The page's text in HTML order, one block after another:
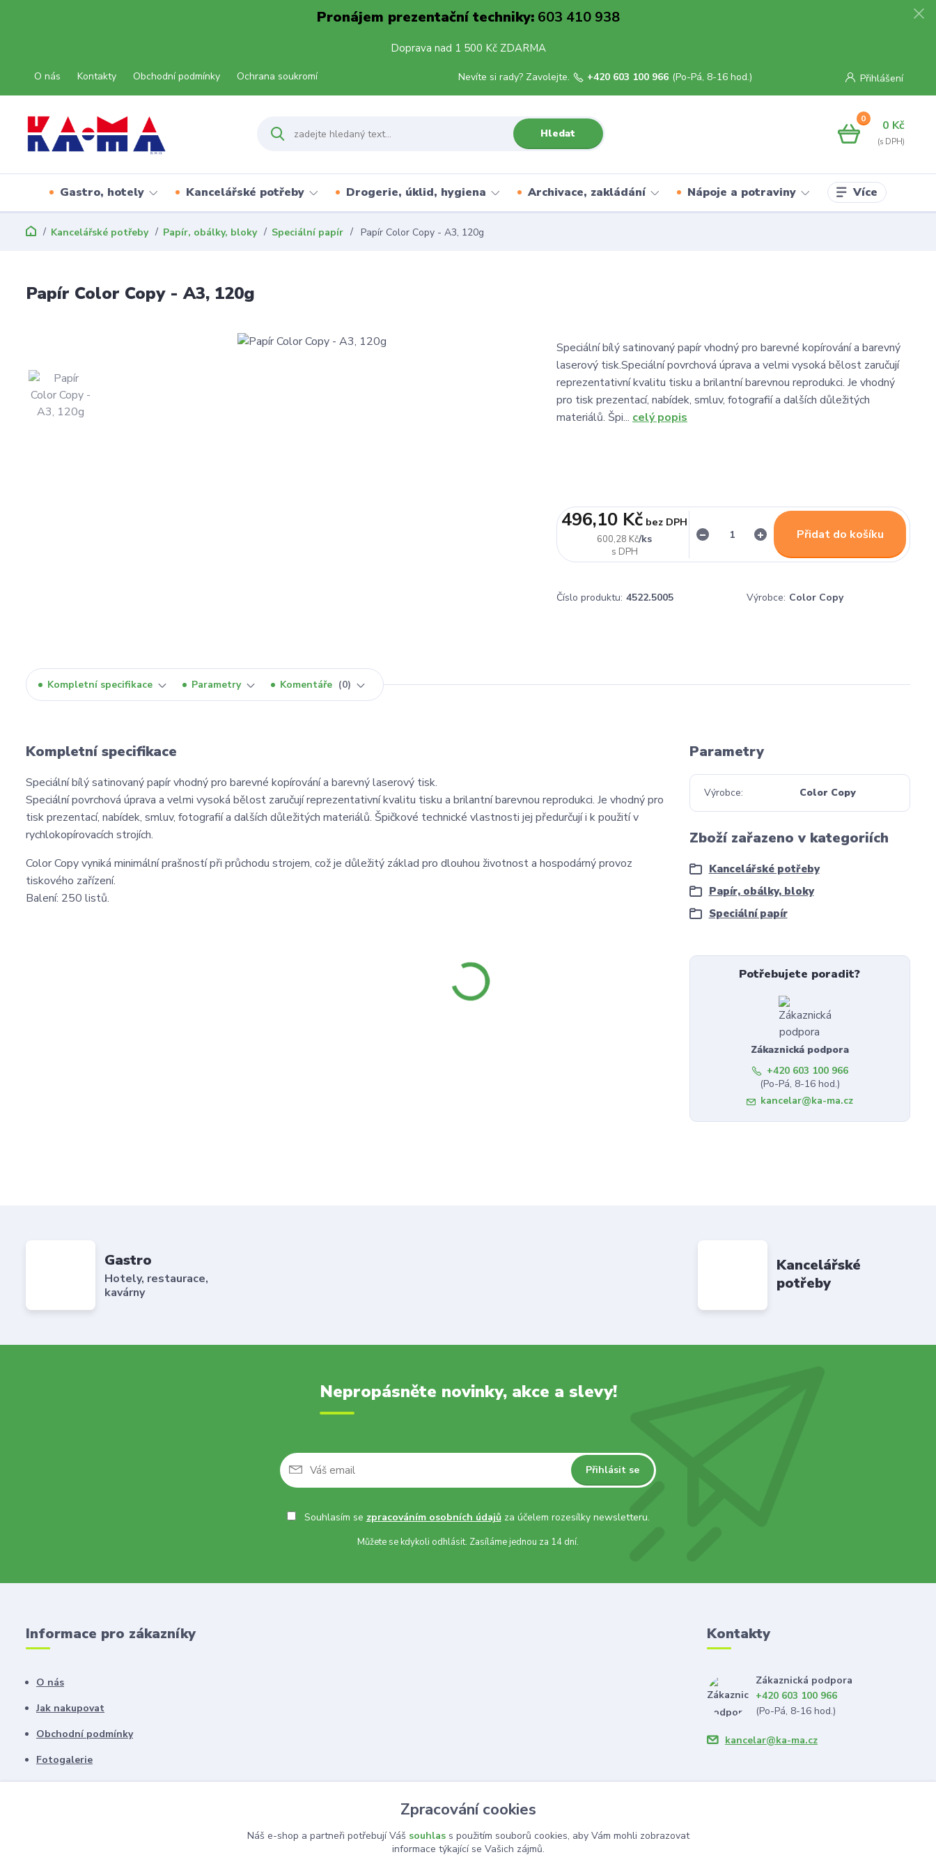
Pronájem prezentační techniky:603 410 938
Doprava nad 1 500 Kč ZDARMA
O nás Kontakty Obchodní podmínky Ochrana soukromí Přihlášení
Hledat
Nevíte si rady? Zavolejte. +420 603 100 966 (Po-Pá, 8-16 hod.)
0 0 Kč
Gastro, hotely Kancelářské potřeby Drogerie, úklid, hygiena Archivace, zakládání Nápoje a potraviny Více
Kancelářské potřeby Papír, obálky, bloky Speciální papír Papír Color Copy - A3, 120g
Papír Color Copy - A3, 120g
Speciální bílý satinovaný papír vhodný pro barevné kopírování a barevný
laserový tisk.Speciální povrchová úprava a velmi vysoká bělost zaručují
reprezentativní kvalitu tisku a brilantní barevnou reprodukci. Je vhodný
pro tisk prezentací, nabídek, smluv, fotografií a dalších důležitých
materiálů. Špi... celý popis
600,28 Kč/ks
496,10 Kč bez DPH
Přidat do košíku
Číslo produktu: 4522.5005 Výrobce: Color Copy
Kompletní specifikace Parametry Komentáře 0
Kompletní specifikace
Speciální bílý satinovaný papír vhodný pro barevné kopírování a barevný laserový tisk.
Speciální povrchová úprava a velmi vysoká bělost zaručují reprezentativní kvalitu tisku a brilantní barevnou reprodukci. Je vhodný pro
tisk prezentací, nabídek, smluv, fotografií a dalších důležitých materiálů. Špičkové technické vlastnosti jej předurčují i k použití v
rychlokopírovacích strojích.
Color Copy vyniká minimální prašností při průchodu strojem, což je důležitý základ pro dlouhou životnost a hospodárný provoz
tiskového zařízení.
Balení: 250 listů.
Parametry
Výrobce Color Copy
Zboží zařazeno v kategoriích
Kancelářské potřeby
Papír, obálky, bloky
Speciální papír
Potřebujete poradit?
Zákaznická podpora
+420 603 100 966
(Po-Pá, 8-16 hod.)
kancelar@ka-ma.cz
Gastro
Hotely, restaurace,
kavárny
Kancelářské
potřeby
Nepropásněte novinky, akce a slevy!
Přihlásit se
Souhlasím se zpracováním osobních údajůza účelem rozesílky newsletteru.
Můžete se kdykoli odhlásit. Zasíláme jednou za 14 dní.
Informace pro zákazníky
O nás
Jak nakupovat
Obchodní podmínky
Fotogalerie
Kontakty
Kontakty
Zákaznická podpora
+420 603 100 966
(Po-Pá, 8-16 hod.)
kancelar@ka-ma.cz
Zpracování cookies
Náš e-shop a partneři potřebují Váš souhlass použitím souborů cookies, aby Vám mohli zobrazovat
informace týkající se Vašich zájmů.